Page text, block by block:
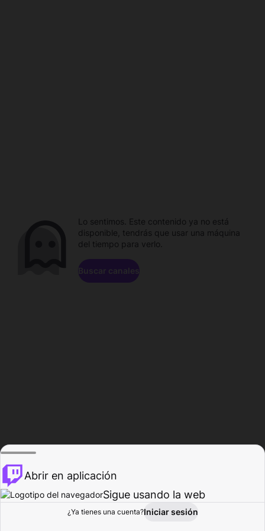
Explorar Actividad
Lo sentimos. Este contenido ya no está
disponible, tendrás que usar una máquina
del tiempo para verlo.
Buscar canales
Abrir en aplicación
Sigue usando la web
¿Ya tienes una cuenta?Iniciar sesión